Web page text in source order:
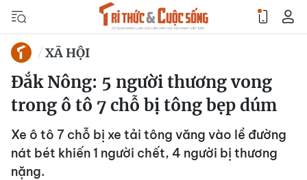
XÃ HỘI
Đắk Nông: 5 người thương vong
trong ô tô 7 chỗ bị tông bẹp dúm
Xe ô tô 7 chỗ bị xe tải tông văng vào lề đường
nát bét khiến 1 người chết, 4 người bị thương
nặng.